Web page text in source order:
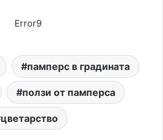
Error9
памперс в градината
ползи от памперса
цветарство